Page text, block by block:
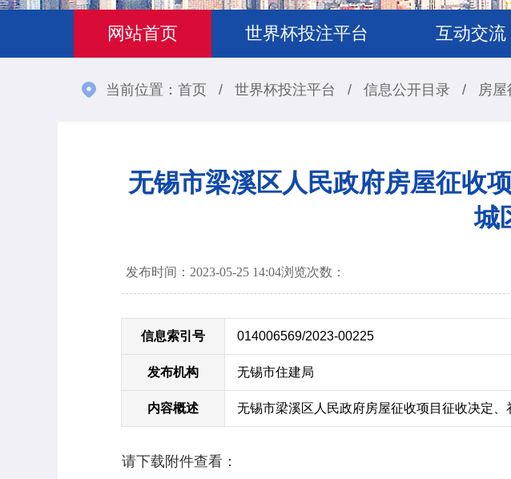
网站首页 世界杯投注平台 互动交流
当前位置： 首页 / 世界杯投注平台 / 信息公开目录 / 房屋
无锡市梁溪区人民政府房屋征收
城
发布时间：2023-05-25 14:04浏览次数：
信息索引号 014006569/2023-00225
发布机构 无锡市住建局
内容概述 无锡市梁溪区人民政府房屋征收项目征收决定、
请下载附件查看：